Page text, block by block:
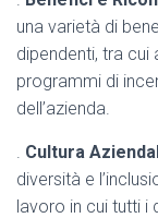
una varietà di
dipendenti, tra cui
programmi di
dell’azienda.
. Cultura
diversità e
lavoro in cui tutti i